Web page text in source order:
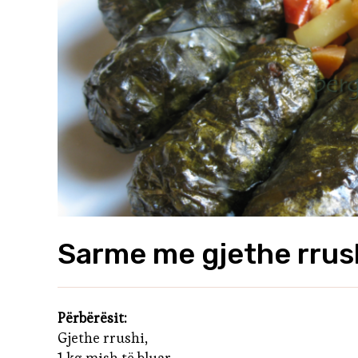
Sarme me gjethe
Përbërësit:
Gjethe rrushi,